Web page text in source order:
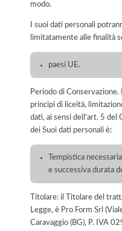
modo.
I suoi dati personali
limitatamente alle finalità
paesi UE.
Periodo di
principi di liceità,
dati, ai sensi dell’art. 5 del
dei Suoi dati personali è:
Tempistica
e successiva durata
Titolare: il Titolare del
Legge, è Pro Form Srl
Caravaggio (BG), P. IVA